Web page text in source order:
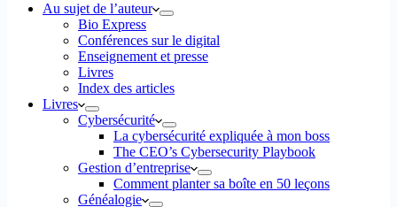
Au sujet de l’auteur
Bio Express
Conférences sur le digital
Enseignement et presse
Livres
Index des articles
Livres
Cybersécurité
La cybersécurité expliquée à mon boss
The CEO’s Cybersecurity Playbook
Gestion d’entreprise
Comment planter sa boîte en 50 leçons
Généalogie